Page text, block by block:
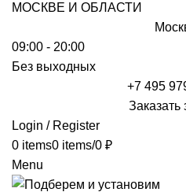
09:00 - 20:00
Без выходных
+7 495
Заказать
Login / Register
0 items0 items/0 ₽
Menu